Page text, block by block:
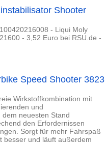
Shooter
- Liqui Moly
- 3,52 Euro bei RSU.de -
Speed Shooter 3823
Wirkstoffkombination mit
und
neuesten Stand
den Erfordernissen
Sorgt für mehr Fahrspaß
besser und läuft außerdem